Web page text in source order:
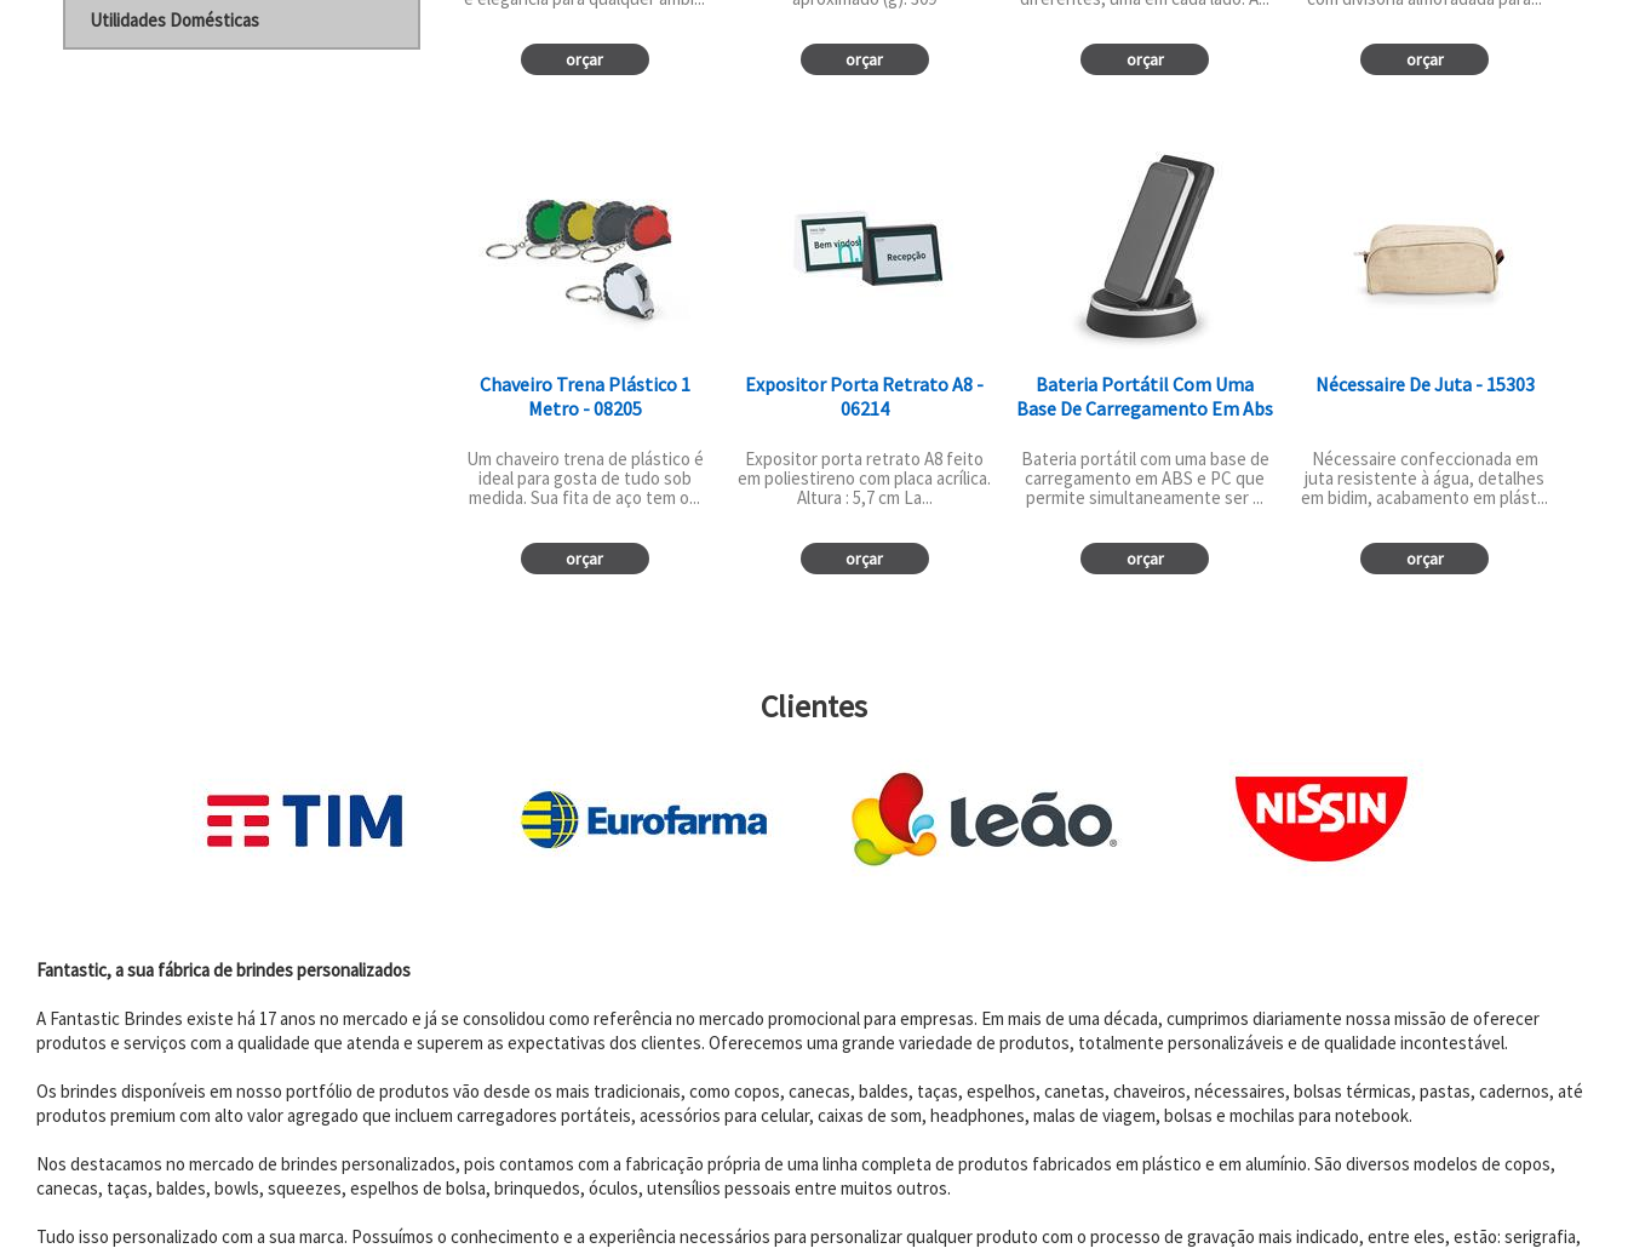
Utilidades Domésticas
orçar orçar orçar orçar
Chaveiro Trena Plástico 1
Metro - 08205
Um chaveiro trena de plástico é
ideal para gosta de tudo sob
medida. Sua fita de aço tem o...
orçar
Expositor Porta Retrato A8 -
06214
Expositor porta retrato A8 feito
em poliestireno com placa acrílica.
Altura : 5,7 cm La...
orçar
Bateria Portátil Com Uma
Base De Carregamento Em Abs
Bateria portátil com uma base de
carregamento em ABS e PC que
permite simultaneamente ser ...
orçar
Nécessaire De Juta - 15303
Nécessaire confeccionada em
juta resistente à água, detalhes
em bidim, acabamento em plást...
orçar
Clientes
Fantastic, a sua fábrica de brindes personalizados
A Fantastic Brindes existe há 17 anos no mercado e já se consolidou como referência no mercado promocional para empresas. Em mais de uma década, cumprimos diariamente nossa missão de oferecer
produtos e serviços com a qualidade que atenda e superem as expectativas dos clientes. Oferecemos uma grande variedade de produtos, totalmente personalizáveis e de qualidade incontestável.
Os brindes disponíveis em nosso portfólio de produtos vão desde os mais tradicionais, como copos, canecas, baldes, taças, espelhos, canetas, chaveiros, nécessaires, bolsas térmicas, pastas, cadernos, até
produtos premium com alto valor agregado que incluem carregadores portáteis, acessórios para celular, caixas de som, headphones, malas de viagem, bolsas e mochilas para notebook.
Nos destacamos no mercado de brindes personalizados, pois contamos com a fabricação própria de uma linha completa de produtos fabricados em plástico e em alumínio. São diversos modelos de copos,
canecas, taças, baldes, bowls, squeezes, espelhos de bolsa, brinquedos, óculos, utensílios pessoais entre muitos outros.
Tudo isso personalizado com a sua marca. Possuímos o conhecimento e a experiência necessários para personalizar qualquer produto com o processo de gravação mais indicado, entre eles, estão: serigrafia,